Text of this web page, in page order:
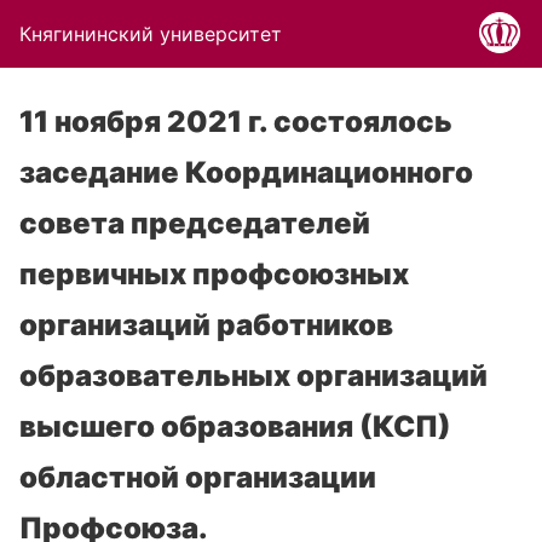
Княгининский университет
11 ноября 2021 г. состоялось
заседание Координационного
совета председателей
первичных профсоюзных
организаций работников
образовательных организаций
высшего образования (КСП)
областной организации
Профсоюза.